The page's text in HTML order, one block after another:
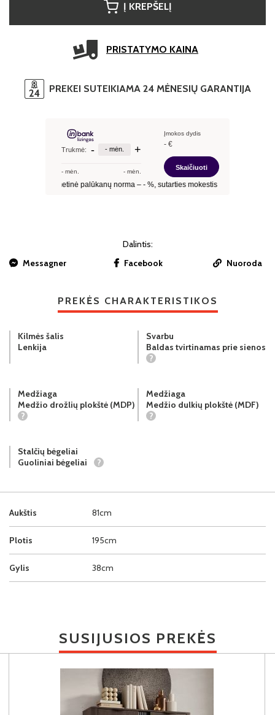
Į KREPŠELĮ
PRISTATYMO KAINA
PREKEI SUTEIKIAMA 24 MĖNESIŲ GARANTIJA
Dalintis:
Messagner
Facebook Nuoroda
PREKĖS CHARAKTERISTIKOS
Aukštis 81cm
Plotis 195cm
Gylis 38cm
Kilmės šalis
Lenkija
Svarbu
Baldas tvirtinamas prie sienos
?
Medžiaga
Medžio drožlių plokštė (MDP)
?
Medžiaga
Medžio dulkių plokštė (MDF)
?
Stalčių bėgeliai
Guoliniai bėgeliai
?
SUSIJUSIOS PREKĖS